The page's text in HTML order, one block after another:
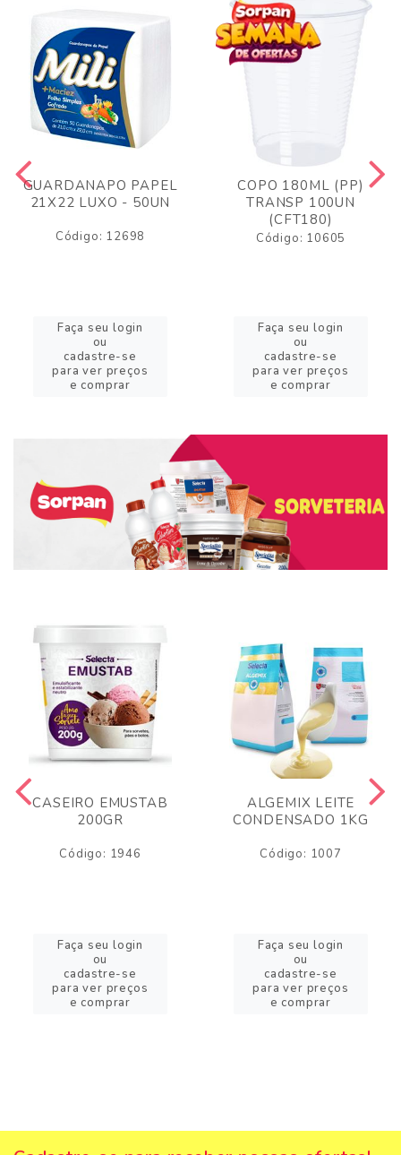
GUARDANAPO PAPEL
21X22 LUXO - 50UN
Código: 12698
Faça seu login
ou
cadastre-se
para ver preços
e comprar
COPO 180ML (PP)
TRANSP 100UN
(CFT180)
Código: 10605
Faça seu login
ou
cadastre-se
para ver preços
e comprar
CASEIRO EMUSTAB
200GR
Código: 1946
Faça seu login
ou
cadastre-se
para ver preços
e comprar
ALGEMIX LEITE
CONDENSADO 1KG
Código: 1007
Faça seu login
ou
cadastre-se
para ver preços
e comprar